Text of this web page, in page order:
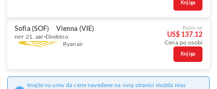
Knjiga
Sofia (SOF) Vienna (VIE)
пет 21. авг Direktno
Ryanair
Počni od
US$ 137.12
Cena po osobi
Knjiga
Imajte na umu da cene navedene na ovoj stranici možda nisu